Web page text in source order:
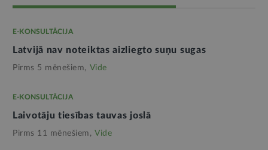
E-KONSULTĀCIJA
Latvijā nav noteiktas aizliegto suņu sugas
Pirms 5 mēnešiem, Vide
E-KONSULTĀCIJA
Laivotāju tiesības tauvas joslā
Pirms 11 mēnešiem, Vide